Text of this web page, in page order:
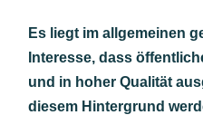
Es liegt im allgemeinen
Interesse, dass
und in hoher Qualität
diesem Hintergrund